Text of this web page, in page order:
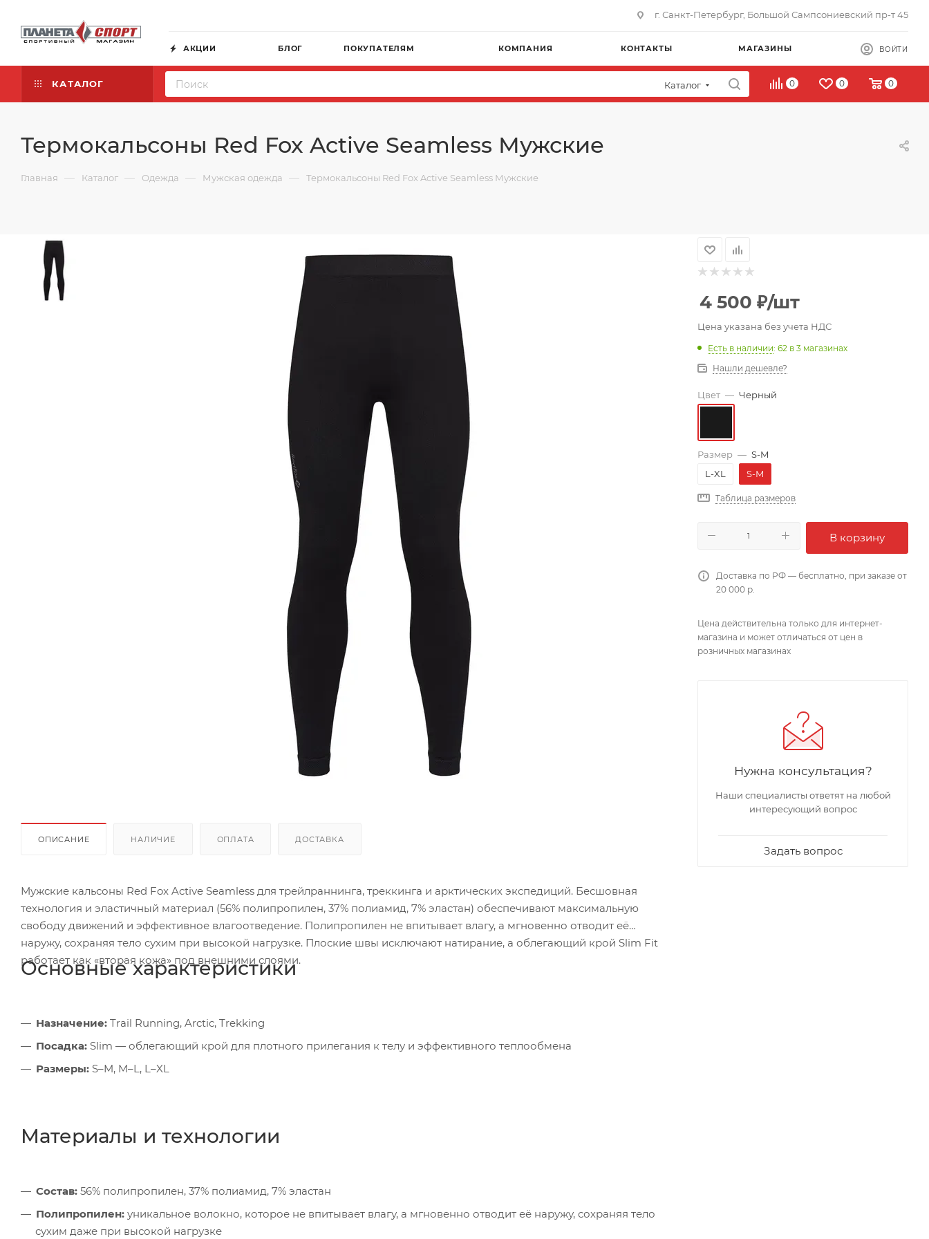
г. Санкт-Петербург, Большой Сампсониевский пр-т 45
АКЦИИ БЛОГ ПОКУПАТЕЛЯМ КОМПАНИЯ КОНТАКТЫ МАГАЗИНЫ ВОЙТИ
КАТАЛОГ Каталог 0 0 0
Термокальсоны Red Fox Active Seamless Мужские
Главная — Каталог — Одежда — Мужская одежда — Термокальсоны Red Fox Active Seamless Мужские
ОПИСАНИЕ НАЛИЧИЕ ОПЛАТА ДОСТАВКА
Мужские кальсоны Red Fox Active Seamless для трейлраннинга, треккинга и арктических экспедиций. Бесшовная
технология и эластичный материал (56% полипропилен, 37% полиамид, 7% эластан) обеспечивают максимальную
свободу движений и эффективное влагоотведение. Полипропилен не впитывает влагу, а мгновенно отводит её
наружу, сохраняя тело сухим при высокой нагрузке. Плоские швы исключают натирание, а облегающий крой Slim Fit
работает как «вторая кожа» под внешними слоями.
Основные характеристики
Назначение: Trail Running, Arctic, Trekking
Посадка: Slim — облегающий крой для плотного прилегания к телу и эффективного теплообмена
Размеры: S–M, M–L, L–XL
Материалы и технологии
Состав: 56% полипропилен, 37% полиамид, 7% эластан
Полипропилен: уникальное волокно, которое не впитывает влагу, а мгновенно отводит её наружу, сохраняя тело
сухим даже при высокой нагрузке
4 500 ₽/шт
Цена указана без учета НДС
Есть в наличии: 62 в 3 магазинах
Нашли дешевле?
Цвет — Черный
Размер — S-M
L-XL
S-M
Таблица размеров
В корзину
Доставка по РФ — бесплатно, при заказе от
20 000 р.
Цена действительна только для интернет-
магазина и может отличаться от цен в
розничных магазинах
Нужна консультация?
Наши специалисты ответят на любой
интересующий вопрос
Задать вопрос